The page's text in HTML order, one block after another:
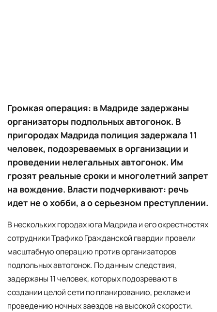
Громкая операция: в Мадриде задержаны
организаторы подпольных автогонок. В
пригородах Мадрида полиция задержала 11
человек, подозреваемых в организации и
проведении нелегальных автогонок. Им
грозят реальные сроки и многолетний запрет
на вождение. Власти подчеркивают: речь
идет не о хобби, а о серьезном преступлении.
В нескольких городах юга Мадрида и его окрестностях
сотрудники Трафико Гражданской гвардии провели
масштабную операцию против организаторов
подпольных автогонок. По данным следствия,
задержаны 11 человек, которых подозревают в
создании целой сети по планированию, рекламе и
проведению ночных заездов на высокой скорости.